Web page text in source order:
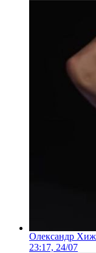
Олександр
23:17, 24/07